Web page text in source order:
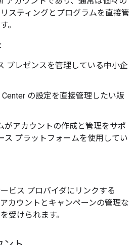
スティングとプログラムを直接管
。
プレゼンスを管理している中小企
の設定を直接管理したい販
がアカウントの作成と管理をサポ
ス プラットフォームを使用してい
ビス プロバイダにリンクする
カウントとキャンペーンの管理な
受けられます。